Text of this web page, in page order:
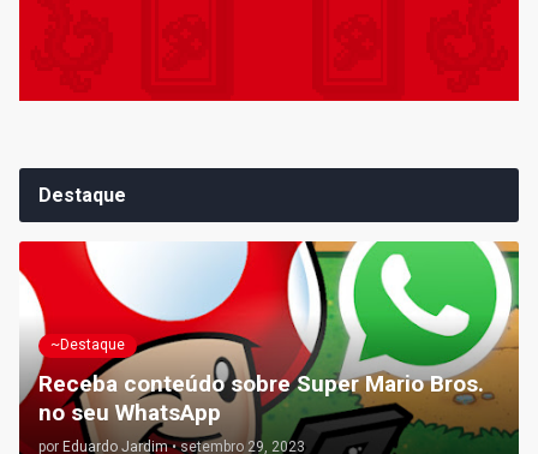
Destaque
~Destaque
Receba conteúdo sobre Super Mario Bros.
no seu WhatsApp
por Eduardo Jardim • setembro 29, 2023